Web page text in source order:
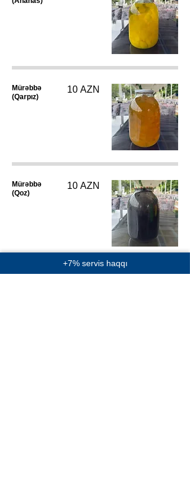
Mürəbbə
(Qarpız)
10 AZN
Mürəbbə
(Qoz)
10 AZN
+7% servis haqqı